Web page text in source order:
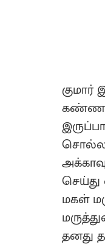
சொல்ல
செய்து
மகள்
தனது